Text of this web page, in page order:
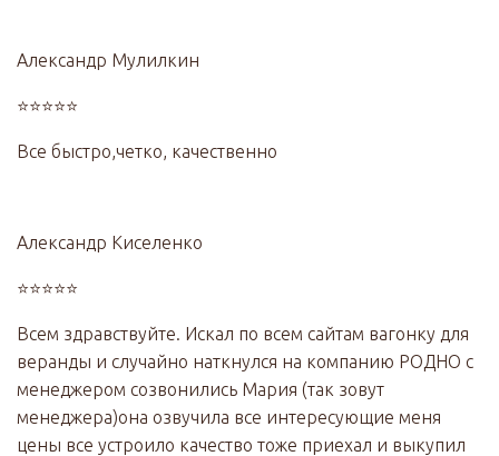
Александр Мулилкин
⭐⭐⭐⭐⭐
Все быстро,четко, качественно
Александр Киселенко
⭐⭐⭐⭐⭐
Всем здравствуйте. Искал по всем сайтам вагонку для
веранды и случайно наткнулся на компанию РОДНО с
менеджером созвонились Мария (так зовут
менеджера)она озвучила все интересующие меня
цены все устроило качество тоже приехал и выкупил